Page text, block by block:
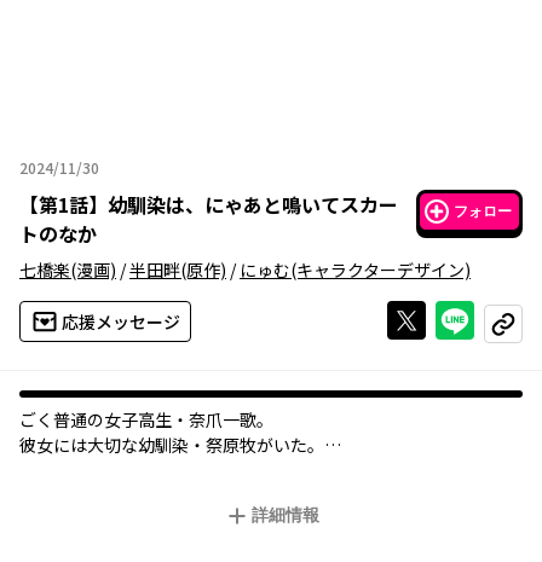
2024/11/30
2024年11月30日
【第1話】 幼馴染は、にゃあと鳴いてスカー
トのなか
フォロー
七橋楽(漫画) /半田畔(原作) / にゅむ(キャラクターデザイン)
応援メッセージ Xで投稿する
ライン
コピー
ごく普通の女子高生・奈爪一歌。
彼女には大切な幼馴染・祭原牧がいた。
詳細情報